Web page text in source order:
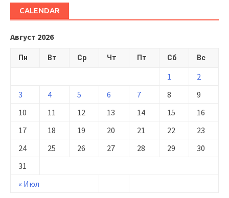
CALENDAR
Август 2026
Пн Вт Ср Чт Пт Сб Вс
« Июл
1
2
3
4 5 6 7 8
9
10
11 12 13 14 15
16
17
18 19 20 21 22
23
24
25 26 27 28 29
30
31